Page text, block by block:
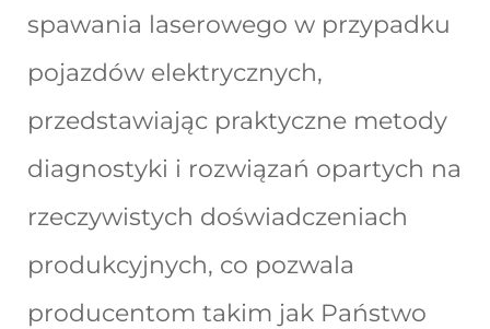
spawania laserowego w przypadku
pojazdów elektrycznych,
przedstawiając praktyczne metody
diagnostyki i rozwiązań opartych na
rzeczywistych doświadczeniach
produkcyjnych, co pozwala
producentom takim jak Państwo